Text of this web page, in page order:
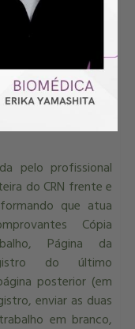
trabalhando na
profissional
do CRN frente e
Identificação e
de trabalho),
o qual a isenção e
pelo profissional
do CRN frente e
que atua
Cópia
Página da
do último
posterior (em
enviar as duas
em branco,